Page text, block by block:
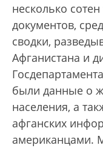
несколько
документов,
сводки,
Афганистана и
были данные о
населения, а
афганских
американцами.